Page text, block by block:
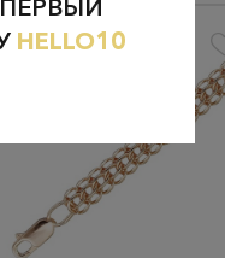
HELLO10